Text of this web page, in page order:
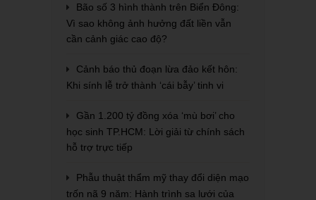
Bão số 3 hình thành trên Biển Đông:
Vì sao không ảnh hưởng đất liền vẫn
cần cảnh giác cao độ?
Cảnh báo thủ đoạn lừa đảo kết hôn:
Khi sính lễ trở thành ‘cái bẫy’ tinh vi
Gần 1.200 tỷ đồng xóa ‘mù bơi’ cho
học sinh TP.HCM: Lời giải từ chính sách
hỗ trợ trực tiếp
Phẫu thuật thẩm mỹ thay đổi diện mạo
trốn nã 9 năm: Hành trình sa lưới của